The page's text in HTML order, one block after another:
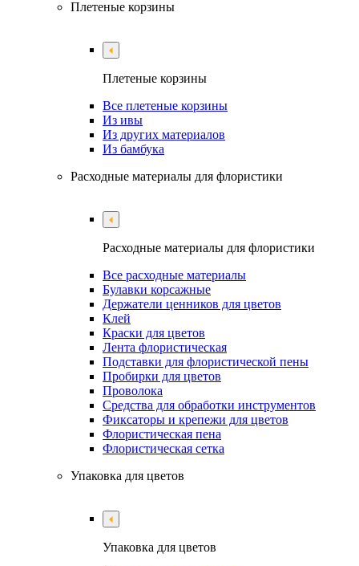
Плетеные корзины
Плетеные корзины
Все плетеные корзины
Из ивы
Из других материалов
Из бамбука
Расходные материалы для флористики
Расходные материалы для флористики
Все расходные материалы
Булавки корсажные
Держатели ценников для цветов
Клей
Краски для цветов
Лента флористическая
Подставки для флористической пены
Пробирки для цветов
Проволока
Средства для обработки инструментов
Фиксаторы и крепежи для цветов
Флористическая пена
Флористическая сетка
Упаковка для цветов
Упаковка для цветов